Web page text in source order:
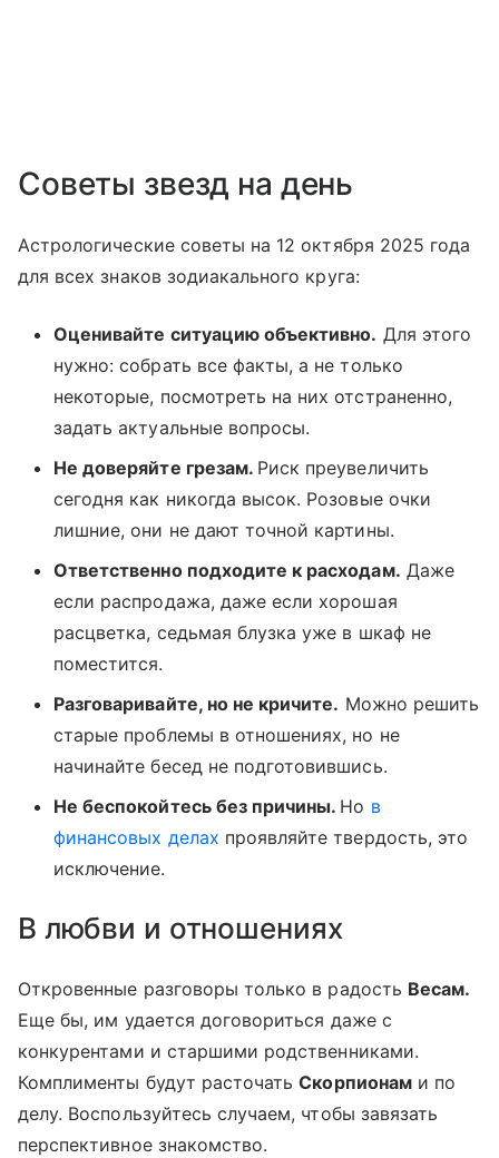
Советы звезд на день
Астрологические советы на 12 октября 2025 года
для всех знаков зодиакального круга:
Оценивайте ситуацию объективно. Для этого
нужно: собрать все факты, а не только
некоторые, посмотреть на них отстраненно,
задать актуальные вопросы.
Не доверяйте грезам. Риск преувеличить
сегодня как никогда высок. Розовые очки
лишние, они не дают точной картины.
Ответственно подходите к расходам. Даже
если распродажа, даже если хорошая
расцветка, седьмая блузка уже в шкаф не
поместится.
Разговаривайте, но не кричите. Можно решить
старые проблемы в отношениях, но не
начинайте бесед не подготовившись.
Не беспокойтесь без причины. Но в
финансовых делах проявляйте твердость, это
исключение.
В любви и отношениях
Откровенные разговоры только в радость Весам.
Еще бы, им удается договориться даже с
конкурентами и старшими родственниками.
Комплименты будут расточатьСкорпионами по
делу. Воспользуйтесь случаем, чтобы завязать
перспективное знакомство.